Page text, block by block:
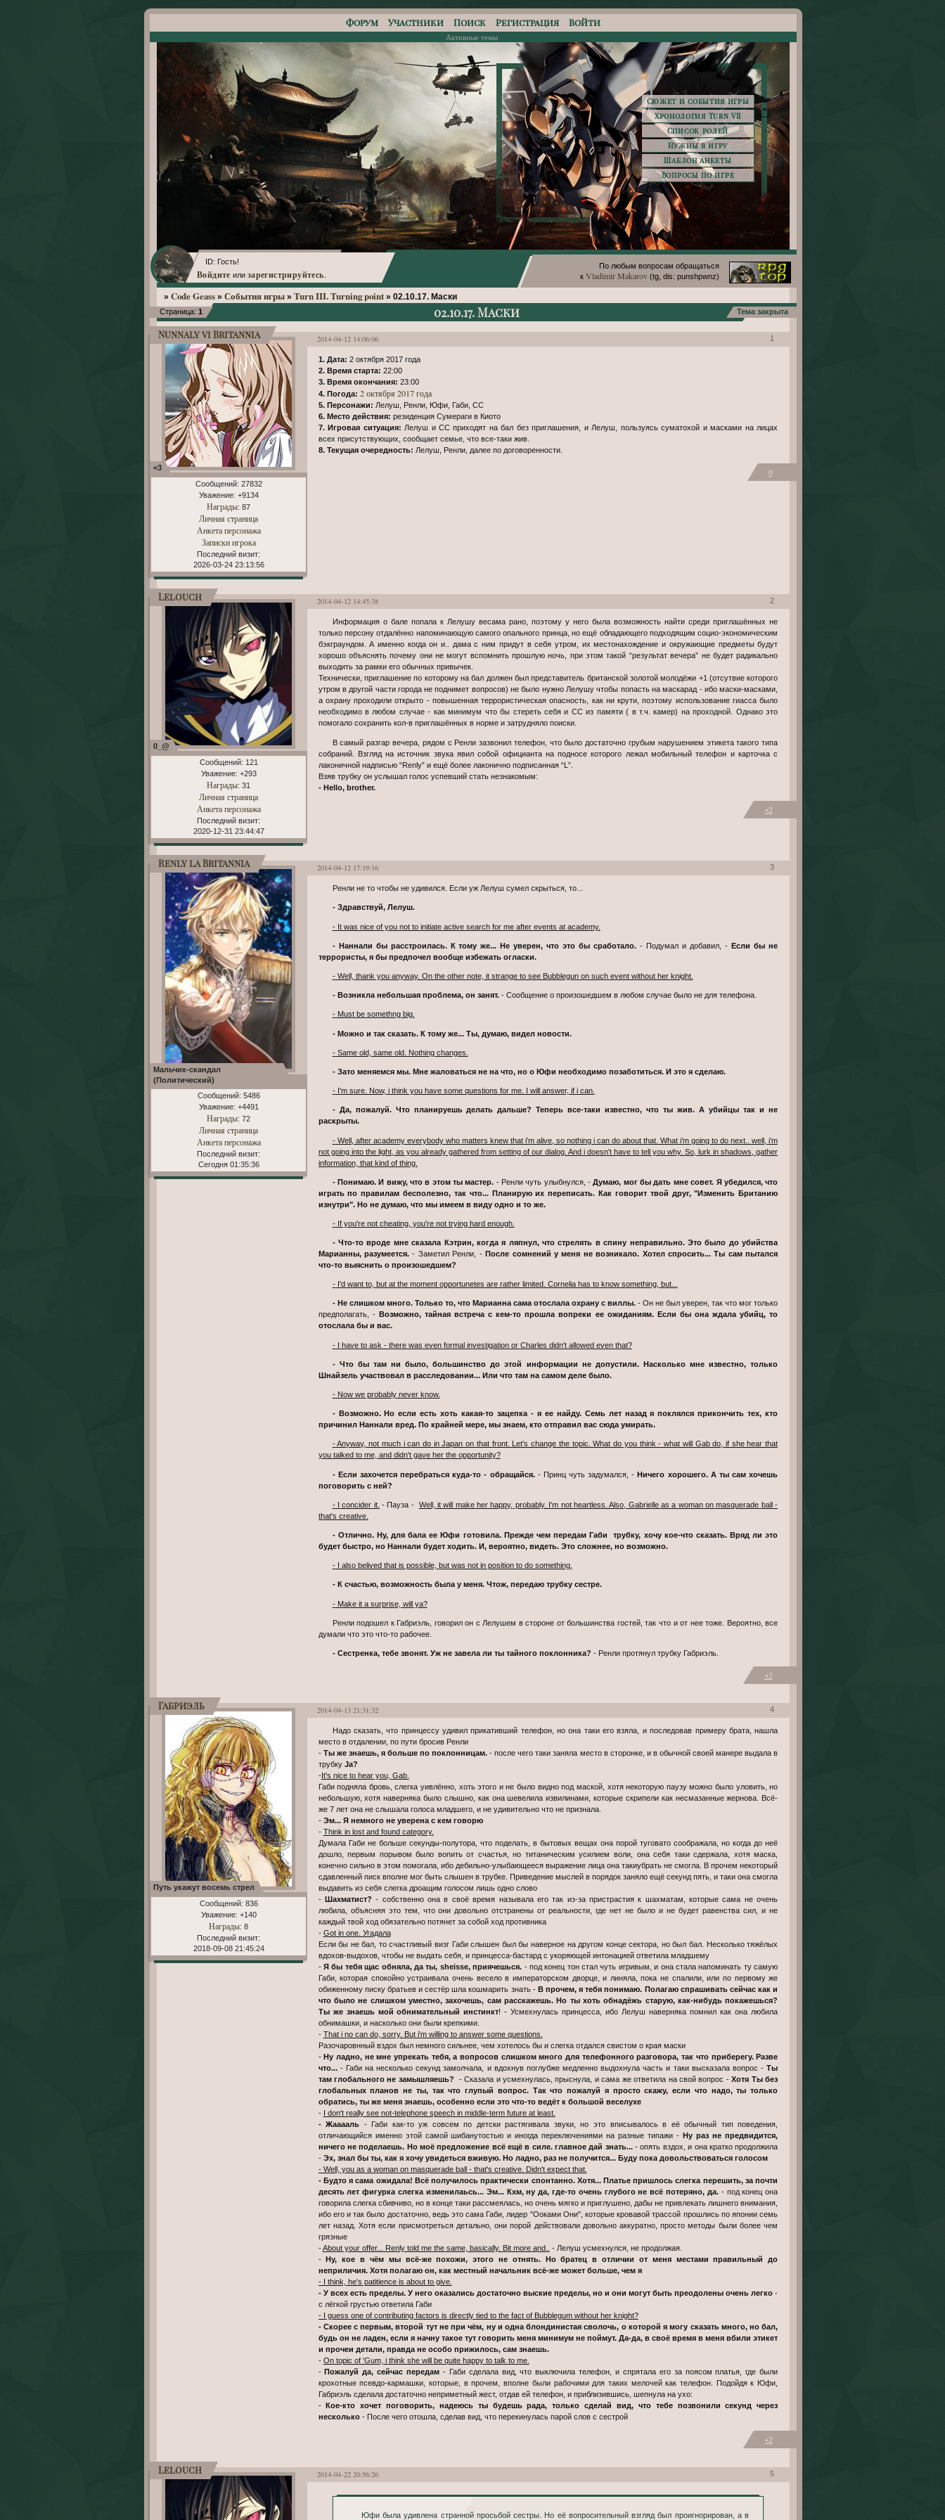
Сюжет и события игры
Хронология Turn VII
Список ролей
Нужны в игру
Шаблон анкеты
Вопросы по игре
По любым вопросам обращаться
к Vladimir Makarov (tg, dis: punshpwnz)
Форум Участники Поиск Регистрация Войти
Активные темы
ID: Гость!
Войдите или зарегистрируйтесь
» Code Geass » События игры » Turn III. Turning point » 02.10.17. Маски
02.10.17. Маски
Страница: 1 Тема закрыта
1
2014-04-12 14:06:06
Nunnaly vi Britannia
<3
Сообщений: 27832
Уважение: +9134
Награды: 87
Личная страница
Анкета персонажа
Записки игрока
Последний визит:
2026-03-24 23:13:56
1. Дата: 2 октября 2017 года
2. Время старта: 22:00
3. Время окончания: 23:00
4. Погода: 2 октября 2017 года
5. Персонажи: Лелуш, Ренли, Юфи, Габи, СС
6. Место действия: резиденция Сумераги в Киото
7. Игровая ситуация: Лелуш и СС приходят на бал без приглашения, и Лелуш, пользуясь суматохой и масками на лицах
всех присутствующих, сообщает семье, что все-таки жив.
8. Текущая очередность: Лелуш, Ренли, далее по договоренности.
0
2
2014-04-12 14:45:38
Lelouch
0_@
Сообщений: 121
Уважение: +293
Награды: 31
Личная страница
Анкета персонажа
Последний визит:
2020-12-31 23:44:47
Информация о бале попала к Лелушу весама рано, поэтому у него была возможность найти среди приглашённых не
только персону отдалённо напоминающую самого опального принца, но ещё обладающего подходящим социо-экономическим
бэкграундом. А именно когда он и.. дама с ним придут в себя утром, их местонахождение и окружающие предметы будут
хорошо объяснять почему они не могут вспомнить прошлую ночь, при этом такой “результат вечера” не будет радикально
выходить за рамки его обычных привычек.
Технически, приглашение по которому на бал должен был представитель британской золотой молодёжи +1 (отсутвие которого
утром в другой части города не поднимет вопросов) не было нужно Лелушу чтобы попасть на маскарад - ибо маски-масками,
а охрану проходили открыто - повышенная террористическая опасность, как ни крути, поэтому использование гиасса было
необходимо в любом случае - как минимум что бы стереть себя и СС из памяти ( в т.ч. камер) на проходной. Однако это
помогало сохранить кол-в приглашённых в норме и затрудняло поиски.
В самый разгар вечера, рядом с Ренли зазвонил телефон, что было достаточно грубым нарушением этикета такого типа
собраний. Взгляд на источник звука явил собой официанта на подносе которого лежал мобильный телефон и карточка с
лаконичной надписью “Renly” и ещё более лаконично подписанная “L”.
Взяв трубку он услышал голос успевший стать незнакомым:
- Hello, brother.
+2
3
2014-04-12 17:19:16
Renly la Britannia
Мальчик-скандал
(Политический)
Сообщений: 5486
Уважение: +4491
Награды: 72
Личная страница
Анкета персонажа
Последний визит:
Сегодня 01:35:36
Ренли не то чтобы не удивился. Если уж Лелуш сумел скрыться, то...
- Здравствуй, Лелуш.
- It was nice of you not to initiate active search for me after events at academy.
- Наннали бы расстроилась. К тому же... Не уверен, что это бы сработало. - Подумал и добавил, -Если бы не
террористы, я бы предпочел вообще избежать огласки.
- Well, thank you anyway. On the other note, it strange to see Bubblegun on such event without her knight.
- Возникла небольшая проблема, он занят.- Сообщение о произошедшем в любом случае было не для телефона.
- Must be somethng big.
- Можно и так сказать. К тому же... Ты, думаю, видел новости.
- Same old, same old. Nothing changes.
- Зато меняемся мы. Мне жаловаться не на что, но о Юфи необходимо позаботиться. И это я сделаю.
- I'm sure. Now, i think you have some questions for me. I will answer, if i can.
- Да, пожалуй. Что планируешь делать дальше? Теперь все-таки известно, что ты жив. А убийцы так и не
раскрыты.
- Well, after academy everybody who matters knew that i’m alive, so nothing i can do about that. What i’m going to do next.. well, i’m
not going into the light, as you already gathered from setting of our dialog. And i doesn't have to tell you why. So, lurk in shadows, gather
information, that kind of thing.
- Понимаю. И вижу, что в этом ты мастер. - Ренли чуть улыбнулся, -Думаю, мог бы дать мне совет. Я убедился, что
играть по правилам бесполезно, так что... Планирую их переписать. Как говорит твой друг, "Изменить Британию
изнутри". Но не думаю, что мы имеем в виду одно и то же.
- If you're not cheating, you're not trying hard enough.
- Что-то вроде мне сказала Кэтрин, когда я ляпнул, что стрелять в спину неправильно. Это было до убийства
Марианны, разумеется. - Заметил Ренли, -После сомнений у меня не возникало. Хотел спросить... Ты сам пытался
что-то выяснить о произошедшем?
- I'd want to, but at the moment opportunetes are rather limited. Cornelia has to know something, but...
- Не слишком много. Только то, что Марианна сама отослала охрану с виллы.- Он не был уверен, так что мог только
предполагать, - Возможно, тайная встреча с кем-то прошла вопреки ее ожиданиям. Если бы она ждала убийц, то
отослала бы и вас.
- I have to ask - there was even formal investigation or Charles didn't allowed even that?
- Что бы там ни было, большинство до этой информации не допустили. Насколько мне известно, только
Шнайзель участвовал в расследовании... Или что там на самом деле было.
- Now we probably never know.
- Возможно. Но если есть хоть какая-то зацепка - я ее найду. Семь лет назад я поклялся прикончить тех, кто
причинил Наннали вред. По крайней мере, мы знаем, кто отправил вас сюда умирать.
- Anyway, not much i can do in Japan on that front. Let's change the topic. What do you think - what will Gab do, if she hear that
you talked to me, and didn't gave her the opportunity?
- Если захочется перебраться куда-то - обращайся.- Принц чуть задумался, -Ничего хорошего. А ты сам хочешь
поговорить с ней?
- I concider it. - Пауза - Well, it will make her happy, probably. I'm not heartless. Also, Gabrielle as a woman on masquerade ball -
that's creative.
- Отлично. Ну, для бала ее Юфи готовила. Прежде чем передам Габи трубку, хочу кое-что сказать. Вряд ли это
будет быстро, но Наннали будет ходить. И, вероятно, видеть. Это сложнее, но возможно.
- I also belived that is possible, but was not in position to do something.
- К счастью, возможность была у меня. Чтож, передаю трубку сестре.
- Make it a surprise, will ya?
Ренли подошел к Габриэль, говорил он с Лелушем в стороне от большинства гостей, так что и от нее тоже. Вероятно, все
думали что это что-то рабочее.
- Сестренка, тебе звонят. Уж не завела ли ты тайного поклонника? - Ренли протянул трубку Габриэль.
+2
4
2014-04-13 21:31:32
Габриэль
Путь укажут восемь стрел
Сообщений: 836
Уважение: +140
Награды: 8
Последний визит:
2018-09-08 21:45:24
Надо сказать, что принцессу удивил прикативший телефон, но она таки его взяла, и последовав примеру брата, нашла
место в отдалении, по пути бросив Ренли
- Ты же знаешь, я больше по поклонницам. - после чего таки заняла место в сторонке, и в обычной своей манере выдала в
трубку Ja?
-It's nice to hear you, Gab.
Габи подняла бровь, слегка уивлённо, хоть этого и не было видно под маской, хотя некоторую паузу можно было уловить, но
небольшую, хотя наверняка было слышно, как она шевелила извилинами, которые скрипели как несмазанные жернова. Всё-
же 7 лет она не слышала голоса младшего, и не удивительно что не признала.
- Эм... Я немного не уверена с кем говорю
- Think in lost and found category.
Думала Габи не больше секунды-полутора, что поделать, в бытовых вещах она порой туговато соображала, но когда до неё
дошло, первым порывом было вопить от счастья, но титаническим усилием воли, она себя таки сдержала, хотя маска,
конечно сильно в этом помогала, ибо дебильно-улыбающееся выражение лица она такиубрать не смогла. В прочем некоторый
сдавленный писк вполне мог быть слышен в трубке. Приведение мыслей в порядок заняло ещё секунд пять, и таки она смогла
выдавить из себя слегка дроащим голосом лишь одно слово
- Шахматист? - собственно она в своё время называла его так из-за пристрастия к шахматам, которые сама не очень
любила, объясняя это тем, что они довольно отстранены от реальности, где нет не было и не будет равенства сил, и не
каждый твой ход обязательно потянет за собой ход противника
- Got in one. Угадала
Если бы не бал, то счастливый визг Габи слышен был бы наверное на другом конце сектора, но был бал. Несколько тяжёлых
вдохов-выдохов, чтобы не выдать себя, и принцесса-бастард с укоряющей интонацией ответила младшему
-Я бы тебя щас обняла, да ты, sheisse, приячешься. - под конец тон стал чуть игривым, и она стала напоминать ту самую
Габи, которая спокойно устраивала очень весело в императорском дворце, и линяла, пока не спалили, или по первому же
обиженному писку братьев и сестёр шла кошмарить знать - В прочем, я тебя понимаю. Полагаю спрашивать сейчас как и
что было не слишком уместно, захочешь, сам расскажешь. Но ты хоть обнадёжь старую, как-нибудь покажешься?
Ты же знаешь мой обнимательный инстинкт! - Усмехнулась принцесса, ибо Лелуш наверняка помнил как она любила
обнимашки, и насколько они были крепкими.
- That i no can do, sorry. But i'm willing to answer some questions.
Разочаровнный вздох был немного сильнее, чем хотелось бы и слегка отдался свистом о края маски
- Ну ладно, не мне упрекать тебя, а вопросов слишком много для телефонного разговора, так что приберегу. Разве
что...- Габи на несколько секунд замолчала, и вдохнув поглубже медленно выдохнула часть и таки высказала вопрос -Ты
там глобального не замышляешь? - Сказала и усмехнулась, прыснула, и сама же ответила на свой вопрос -Хотя Ты без
глобальных планов не ты, так что глупый вопрос. Так что пожалуй я просто скажу, если что надо, ты только
обратись, ты же меня знаешь, особенно если это что-то ведёт к большой веселухе
-
I don't really see not-telephone speech in middle-term future at least.
- Жааааль - Габи как-то уж совсем по детски растягивала звуки, но это вписывалось в её обычный тип поведения,
отличающийся именно этой самой шибанутостью и иногда переключениями на разные типажи - Ну раз не предвидится,
ничего не поделаешь. Но моё предложение всё ещё в силе. главное дай знать...- опять вздох, и она кратко продолжила
- Эх, знал бы ты, как я хочу увидеться вживую. Но ладно, раз не получится... Буду пока довольствоваться голосом
- Well, you as a woman on masquerade ball - that's creative. Didn't expect that.
- Будто я сама ожидала! Всё получилось практически спонтанно. Хотя... Платье пришлось слегка перешить, за почти
десять лет фигурка слегка изменилаьсь... Эм... Кхм, ну да, где-то очень глубого не всё потеряно, да.- под конец она
говорила слегка сбивчиво, но в конце таки рассмеялась, но очень мягко и приглушено, дабы не привлекать лишнего внимания,
ибо его и так было достаточно, ведь это сама Габи, лидер "Ооками Они", которые кровавой трассой прошлись по японии семь
лет назад. Хотя если присмотреться детально, они порой действовали довольно аккуратно, просто методы были более чем
грязные
-About your offer... Renly told me the same, basically. Bit more and.. - Лелуш усмехнулся, не продолжая.
-
Ну, кое в чём мы всё-же похожи, этого не отнять. Но братец в отличии от меня местами правильный до
неприличия. Хотя полагаю он, как местный начальник всё-же может больше, чем я
- I think, he's patitience is about to give.
- У всех есть пределы. У него оказались достаточно выские пределы, но и они могут быть преодолены очень легко -
с лёгкой грустью ответила Габи
- I guess one of contributing factors is directly tied to the fact of Bubblegum without her knight?
- Скорее с первым, второй тут не при чём, ну и одна блондинистая сволочь, о которой я могу сказать много, но бал,
будь он не ладен, если я начну такое тут говорить меня минимум не поймут. Да-да, в своё время в меня вбили этикет
и прочеи детали, правда не особо прижилось, сам знаешь.
- On topic of 'Gum, i think she will be quite happy to talk to me.
- Пожалуй да, сейчас передам - Габи сделала вид, что выключила телефон, и спрятала его за поясом платья, где были
крохотные псевдо-кармашки, которые, в прочем, вполне были рабочими для таких мелочей как телефон. Подойдя к Юфи,
Габриэль сделала достаточно неприметный жест, отдав ей телефон, и приблизившись, шепнула на ухо:
-
Кое-кто хочет поговорить, надеюсь ты будешь рада, только сделай вид, что тебе позвонили секунд через
несколько- После чего отошла, сделав вид, что перекинулась парой слов с сестрой
+2
5
2014-04-22 20:56:26
Lelouch
Юфи была удивлена странной просьбой сестры. Но её вопросительный взгляд был проигнорирован, а в